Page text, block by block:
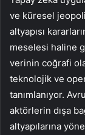
ve küresel
altyapısı
meselesi haline
verinin coğrafi
teknolojik ve
tanımlanıyor.
aktörlerin dışa
altyapılarına